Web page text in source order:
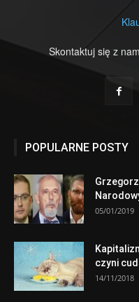
Skontaktuj się z
POPULARNE POSTY
05/01/2019
czyni
14/11/2018